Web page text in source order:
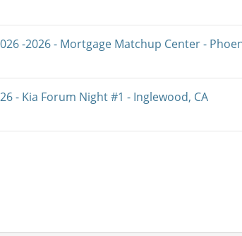
-2026 - Mortgage Matchup Center -
- Kia Forum Night #1 - Inglewood, CA